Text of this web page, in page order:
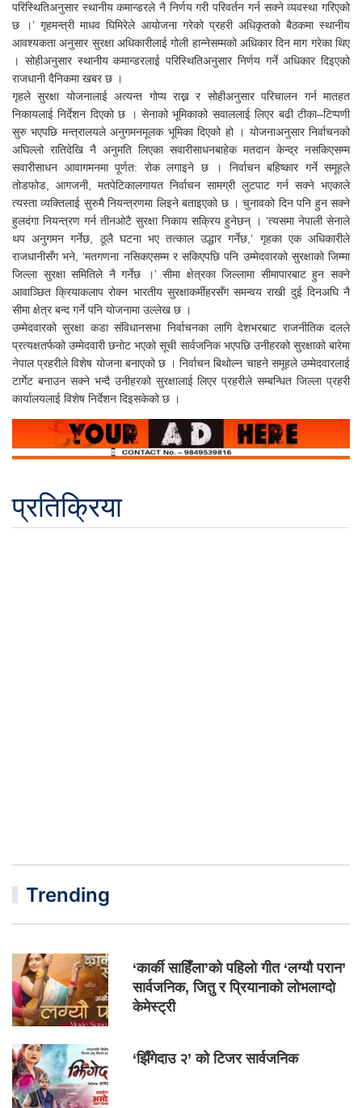
परिस्थितिअनुसार स्थानीय कमान्डरले नै निर्णय गरी परिवर्तन गर्न सक्ने व्यवस्था गरिएको
छ ।’ गृहमन्त्री माधव घिमिरेले आयोजना गरेको प्रहरी अधिकृतको बैठकमा स्थानीय
आवश्यकता अनुसार सुरक्षा अधिकारीलाई गोली हान्नेसम्मको अधिकार दिन माग गरेका थिए
। सोहीअनुसार स्थानीय कमान्डरलाई परिस्थितिअनुसार निर्णय गर्ने अधिकार दिइएको
राजधानी दैनिकमा खबर छ ।
गृहले सुरक्षा योजनालाई अत्यन्त गोप्य राख्न र सोहीअनुसार परिचालन गर्न मातहत
निकायलाई निर्देशन दिएको छ । सेनाको भूमिकाको सवाललाई लिएर बढी टीका–टिप्पणी
सुरु भएपछि मन्त्रालयले अनुगमनमूलक भूमिका दिएको हो । योजनाअनुसार निर्वाचनको
अघिल्लो रातिदेखि नै अनुमति लिएका सवारीसाधनबाहेक मतदान केन्द्र नसकिएसम्म
सवारीसाधन आवागमनमा पूर्णत: रोक लगाइने छ । निर्वाचन बहिष्कार गर्ने समूहले
तोडफोड, आगजनी, मतपेटिकालगायत निर्वाचन सामग्री लुटपाट गर्न सक्ने भएकाले
त्यस्ता व्यक्तिलाई सुरुमै नियन्त्रणमा लिइने बताइएको छ । चुनावको दिन पनि हुन सक्ने
हुलदंगा नियन्त्रण गर्न तीनओटै सुरक्षा निकाय सक्रिय हुनेछन् । ‘त्यसमा नेपाली सेनाले
थप अनुगमन गर्नेछ, ठूलै घटना भए तत्काल उद्धार गर्नेछ,’ गृहका एक अधिकारीले
राजधानीसँग भने, ‘मतगणना नसिकएसम्म र सकिएपछि पनि उम्मेदवारको सुरक्षाको जिम्मा
जिल्ला सुरक्षा समितिले नै गर्नेछ ।’ सीमा क्षेत्रका जिल्लामा सीमापारबाट हुन सक्ने
आवाञ्छित क्रियाकलाप रोक्न भारतीय सुरक्षाकर्मीहरसँग समन्वय राखी दुई दिनअघि नै
सीमा क्षेत्र बन्द गर्ने पनि योजनामा उल्लेख छ ।
उम्मेदवारको सुरक्षा कडा संविधानसभा निर्वाचनका लागि देशभरबाट राजनीतिक दलले
प्रत्यक्षतर्फको उम्मेदवारी छनोट भएको सूची सार्वजनिक भएपछि उनीहरको सुरक्षाको बारेमा
नेपाल प्रहरीले विशेष योजना बनाएको छ । निर्वाचन बिथोल्न चाहने समूहले उम्मेदवारलाई
टार्गेट बनाउन सक्ने भन्दै उनीहरको सुरक्षालाई लिएर प्रहरीले सम्बन्धित जिल्ला प्रहरी
कार्यालयलाई विशेष निर्देशन दिइसकेको छ ।
प्रतिक्रिया
Trending
‘कार्की साहिँला’को पहिलो गीत ‘लग्यौ परान’
सार्वजनिक, जितु र प्रियानाको लोभलाग्दो
केमेस्ट्री
‘झिँगेदाउ २’ को टिजर सार्वजनिक